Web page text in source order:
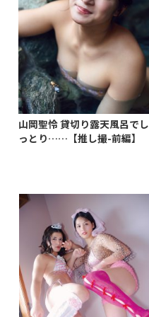
山岡聖怜 貸切り露天風呂でし
っとり……【推し撮-前編】